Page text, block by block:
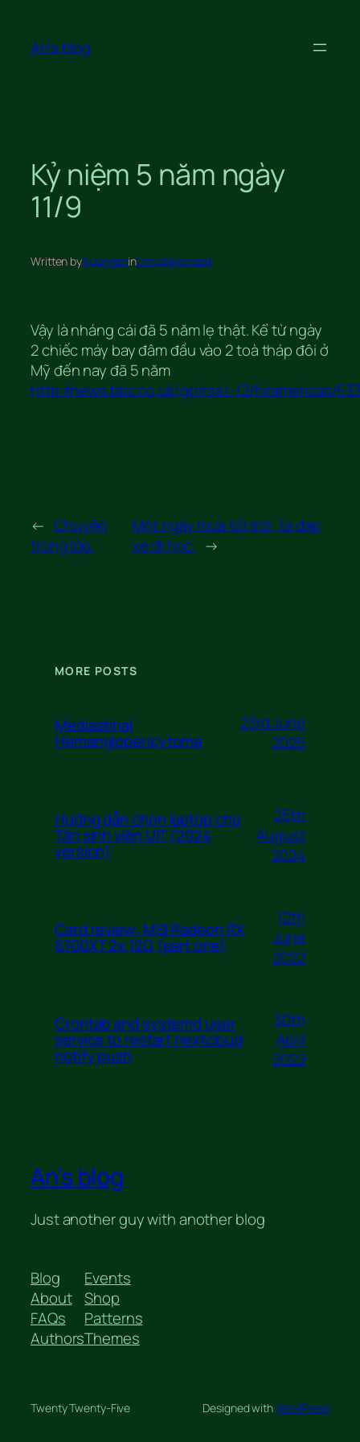
content
An's blog
Kỷ niệm 5 năm ngày
11/9
Written bytruonganinUncategorised
Vậy là nháng cái đã 5 năm lẹ thật. Kể từ ngày
2 chiếc máy bay đâm đầu vào 2 toà tháp đôi ở
Mỹ đến nay đã 5 năm
http://news.bbc.co.uk/go/rss/-/2/hi/americas/
← Chuyện
trong lớp.
Một ngày mưa tối trời, ta đạp
xe đi học. →
MORE POSTS
Mediastinal
Hemangiopericytoma
23rd June
2025
Hướng dẫn chọn laptop cho
Tân sinh viên UIT (2024
version)
25th
August
2024
Card review: MSI Radeon RX
6700XT 2x 12G (part one)
12th
June
2022
Crontab and systemd user
service to restart nextcloud
notify push
30th
April
2022
An's blog
Just another guy with another blog
Blog
About
FAQs
Authors
Events
Shop
Patterns
Themes
Twenty Twenty-Five Designed withWordPress